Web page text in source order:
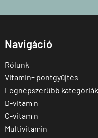
Navigáció
Rólunk
Vitamin+ pontgyűjtés
Legnépszerűbb kategóriák
D-vitamin
C-vitamin
Multivitamin